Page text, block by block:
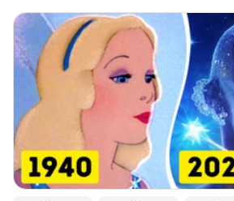
de personne d’autre, malgré les